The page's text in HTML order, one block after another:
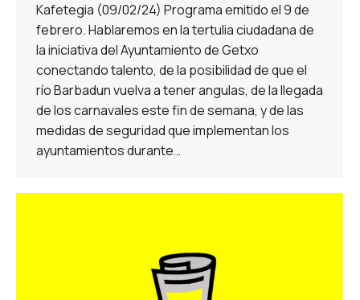
Kafetegia (09/02/24) Programa emitido el 9 de
febrero. Hablaremos en la tertulia ciudadana de
la iniciativa del Ayuntamiento de Getxo
conectando talento, de la posibilidad de que el
río Barbadun vuelva a tener angulas, de la llegada
de los carnavales este fin de semana, y de las
medidas de seguridad que implementan los
ayuntamientos durante…